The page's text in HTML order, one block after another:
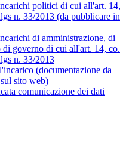
politici di cui all'art. 14,
n. 33/2013 (da pubblicare in
di amministrazione, di
di governo di cui all'art. 14, co.
n. 33/2013
(documentazione da
sito web)
comunicazione dei dati